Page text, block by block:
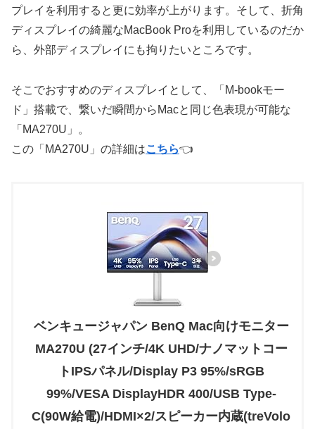
プレイを利用すると更に効率が上がります。そして、折角
ディスプレイの綺麗なMacBook Proを利用しているのだか
ら、外部ディスプレイにも拘りたいところです。
そこでおすすめのディスプレイとして、「M-bookモー
ド」搭載で、繋いだ瞬間からMacと同じ色表現が可能な
「MA270U」。
この「MA270U」の詳細はこちら👈
ベンキュージャパン BenQ Mac向けモニター
MA270U (27インチ/4K UHD/ナノマットコー
トIPSパネル/Display P3 95%/sRGB
99%/VESA DisplayHDR 400/USB Type-
C(90W給電)/HDMI×2/スピーカー内蔵(treVolo